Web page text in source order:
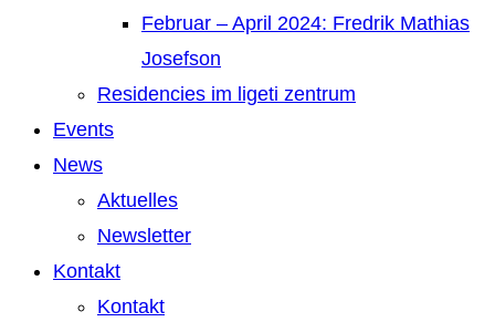
Februar – April 2024: Fredrik Mathias
Josefson
Residencies im ligeti zentrum
Events
News
Aktuelles
Newsletter
Kontakt
Kontakt